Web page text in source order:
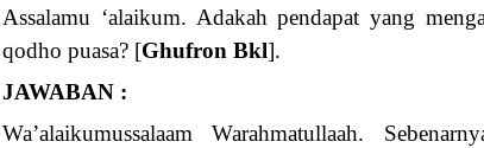
Assalamu ‘alaikum. Adakah pendapat yang
qodho puasa? [Ghufron Bkl].
JAWABAN :
Wa’alaikumussalaam Warahmatullaah.